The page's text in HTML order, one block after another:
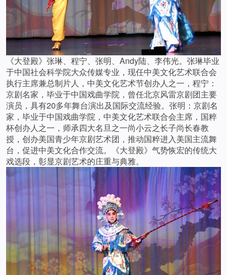
《大登殿》张琳、程宁、张明、Andy陆、李伟光。张琳毕业
于中国社会科学院大众传媒专业，现任中美文化艺术联合会
执行主席兼总制片人，中美文化艺术节创办人之一，程宁：
京剧名家，毕业于中国戏曲学院，曾任北京风雷京剧团主要
演员，具有20多年舞台演出及国际交流经验。张明：京剧名
家，毕业于中国戏曲学院，中美文化艺术联合会主席，国粹
杯创办人之一，师承四大名旦之一尚小云之长子尚长春教
授，创办美国青少年京剧艺术团，推动国粹进入美国主流舞
台，促进中美文化合作交流。《大登殿》气势恢宏的传统大
戏选段，彰显京剧艺术的庄重与典雅。